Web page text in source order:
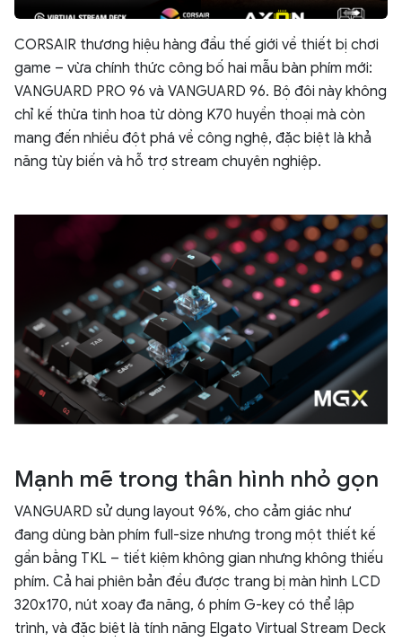
CORSAIR thương hiệu hàng đầu thế giới về thiết bị chơi
game – vừa chính thức công bố hai mẫu bàn phím mới:
VANGUARD PRO 96 và VANGUARD 96. Bộ đôi này không
chỉ kế thừa tinh hoa từ dòng K70 huyền thoại mà còn
mang đến nhiều đột phá về công nghệ, đặc biệt là khả
năng tùy biến và hỗ trợ stream chuyên nghiệp.
Mạnh mẽ trong thân hình nhỏ gọn
VANGUARD sử dụng layout 96%, cho cảm giác như
đang dùng bàn phím full-size nhưng trong một thiết kế
gần bằng TKL – tiết kiệm không gian nhưng không thiếu
phím. Cả hai phiên bản đều được trang bị màn hình LCD
320x170, nút xoay đa năng, 6 phím G-key có thể lập
trình, và đặc biệt là tính năng Elgato Virtual Stream Deck